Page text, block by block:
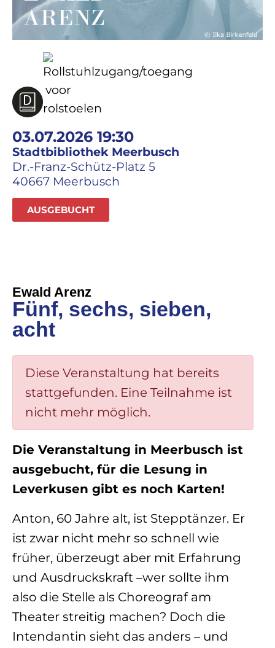
03.07.2026 19:30
Stadtbibliothek Meerbusch
Dr.-Franz-Schütz-Platz 5
40667 Meerbusch
AUSGEBUCHT
Ewald Arenz
Fünf, sechs, sieben,
acht
Diese Veranstaltung hat bereits
stattgefunden. Eine Teilnahme ist
nicht mehr möglich.
Die Veranstaltung in Meerbusch ist
ausgebucht, für die Lesung in
Leverkusen gibt es noch Karten!
Anton, 60 Jahre alt, ist Stepptänzer. Er
ist zwar nicht mehr so schnell wie
früher, überzeugt aber mit Erfahrung
und Ausdruckskraft –wer sollte ihm
also die Stelle als Choreograf am
Theater streitig machen? Doch die
Intendantin sieht das anders – und